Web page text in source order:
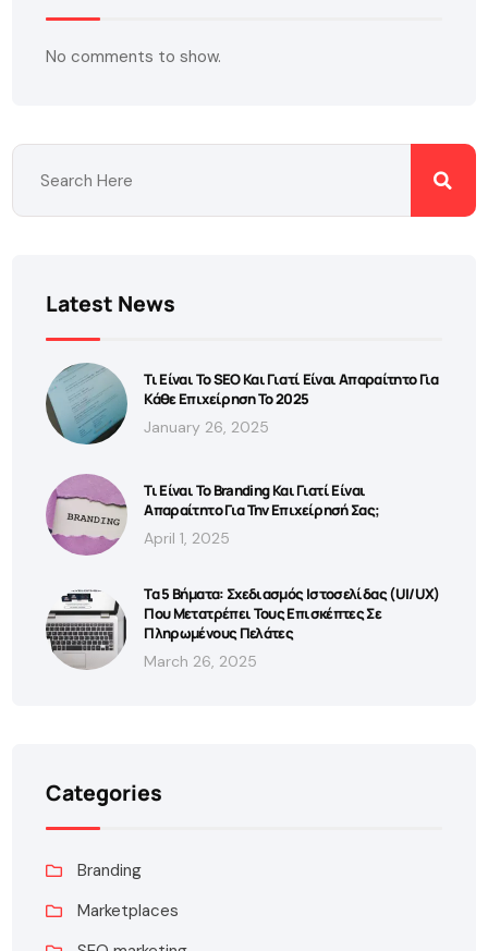
No comments to show.
Latest News
Τι Είναι Το SEO Και Γιατί Είναι Απαραίτητο Για
Κάθε Επιχείρηση Το 2025
January 26, 2025
Τι Είναι Το Branding Και Γιατί Είναι
Απαραίτητο Για Την Επιχείρησή Σας;
April 1, 2025
Τα 5 Βήματα: Σχεδιασμός Ιστοσελίδας (UI/UX)
Που Μετατρέπει Τους Επισκέπτες Σε
Πληρωμένους Πελάτες
March 26, 2025
Categories
Branding
Marketplaces